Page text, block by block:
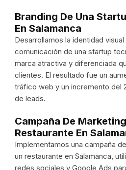
Branding De Una
En Salamanca
Desarrollamos la identidad
comunicación de una startup
marca atractiva y diferenciada
clientes. El resultado fue un
tráfico web y un incremento del
de leads.
Campaña De
Restaurante En
Implementamos una campaña
un restaurante en Salamanca,
redes sociales y Google Ads